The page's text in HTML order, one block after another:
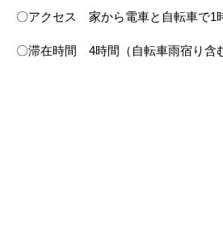
〇アクセス 家から電車と自転車で1
〇滞在時間 4時間（自転車雨宿り含